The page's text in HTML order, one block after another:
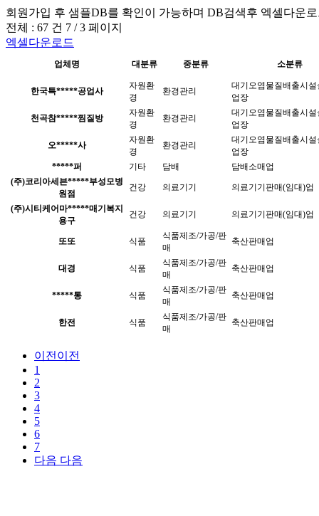
회원가입 후 샘플DB를 확인이 가능하며 DB검색후 엑셀다운
전체 : 67 건 7 / 3 페이지
엑셀다운로드
업체명 대분류 중분류 소분류
한국특*****공업사
자원환
경
환경관리
대기오염물질배출시설
업장
천곡참*****찜질방
자원환
경
환경관리
대기오염물질배출시설
업장
오*****사
자원환
경
환경관리
대기오염물질배출시설
업장
*****퍼
기타 담배
담배소매업
(주)코리아세븐*****부성모병
원점
건강 의료기기 의료기기판매(임대)업
(주)시티케어마*****매기복지
용구
건강 의료기기 의료기기판매(임대)업
또또 식품
식품제조/가공/판
매
축산판매업
대경 식품
식품제조/가공/판
매
축산판매업
*****통 식품
식품제조/가공/판
매
축산판매업
한전 식품
식품제조/가공/판
매
축산판매업
이전 이전
1
2
3
4
5
6
7
다음 다음